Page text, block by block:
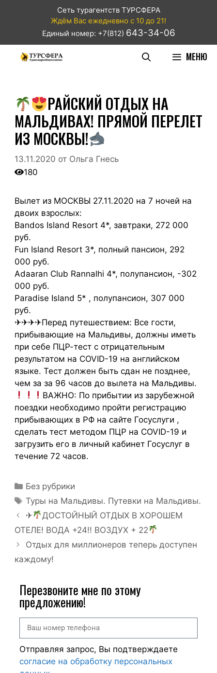
Сеть турагентств ТУРСФЕРА
Ждём Вас ежедневно с 10 до 21!
Единый номер: +7(812) 643-34-06
МЕНЮ
РАЙСКИЙ ОТДЫХ НА
МАЛЬДИВАХ! ПРЯМОЙ ПЕРЕЛЕТ
ИЗ МОСКВЫ!
13.11.2020 от Ольга Гнесь
180
Вылет из МОСКВЫ 27.11.2020 на 7 ночей на
двоих взрослых:
Bandos Island Resort 4*, завтраки, 272 000
руб.
Fun Island Resort 3*, полный пансион, 292
000 руб.
Adaaran Club Rannalhi 4*, полупансион, -302
000 руб.
Paradise Island 5* , полупансион, 307 000
руб.
✈✈✈✈Перед путешествием: Все гости,
прибывающие на Мальдивы, должны иметь
при себе ПЦР-тест с отрицательным
результатом на COVID-19 на английском
языке. Тест должен быть сдан не позднее,
чем за за 96 часов до вылета на Мальдивы.
ВАЖНО: По прибытии из зарубежной
поездки необходимо пройти регистрацию
прибывающих в РФ на сайте Госуслуги ,
сделать тест методом ПЦР на COVID-19 и
загрузить его в личный кабинет Госуслуг в
течение 72 часов.
Без рубрики
Туры на Мальдивы. Путевки на Мальдивы.
✈
ДОСТОЙНЫЙ ОТДЫХ В ХОРОШЕМ
ОТЕЛЕ! ВОДА +24!! ВОЗДУХ + 22
Отдых для миллионеров теперь доступен
каждому!
Перезвоните мне по этому
предложению!
Отправляя запрос, Вы подтверждаете
согласие на обработку персональных